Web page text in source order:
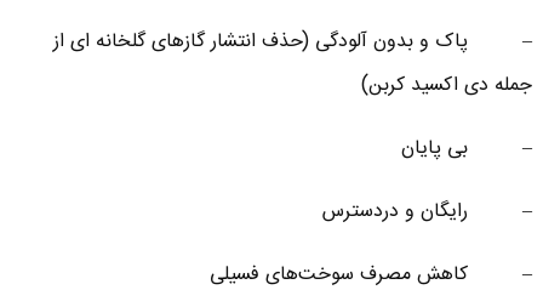
– پاک و بدون آلودگی (حذف انتشار گازهای گلخانه ‌ای از
جمله دی ‌اکسید کربن)
– بی پایان
– رایگان و دردسترس
– کاهش مصرف سوخت‌های فسیلی